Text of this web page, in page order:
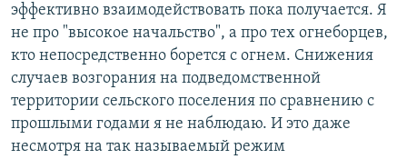
эффективно взаимодействовать пока получается. Я
не про "высокое начальство", а про тех огнеборцев,
кто непосредственно борется с огнем. Снижения
случаев возгорания на подведомственной
территории сельского поселения по сравнению с
прошлыми годами я не наблюдаю. И это даже
несмотря на так называемый режим